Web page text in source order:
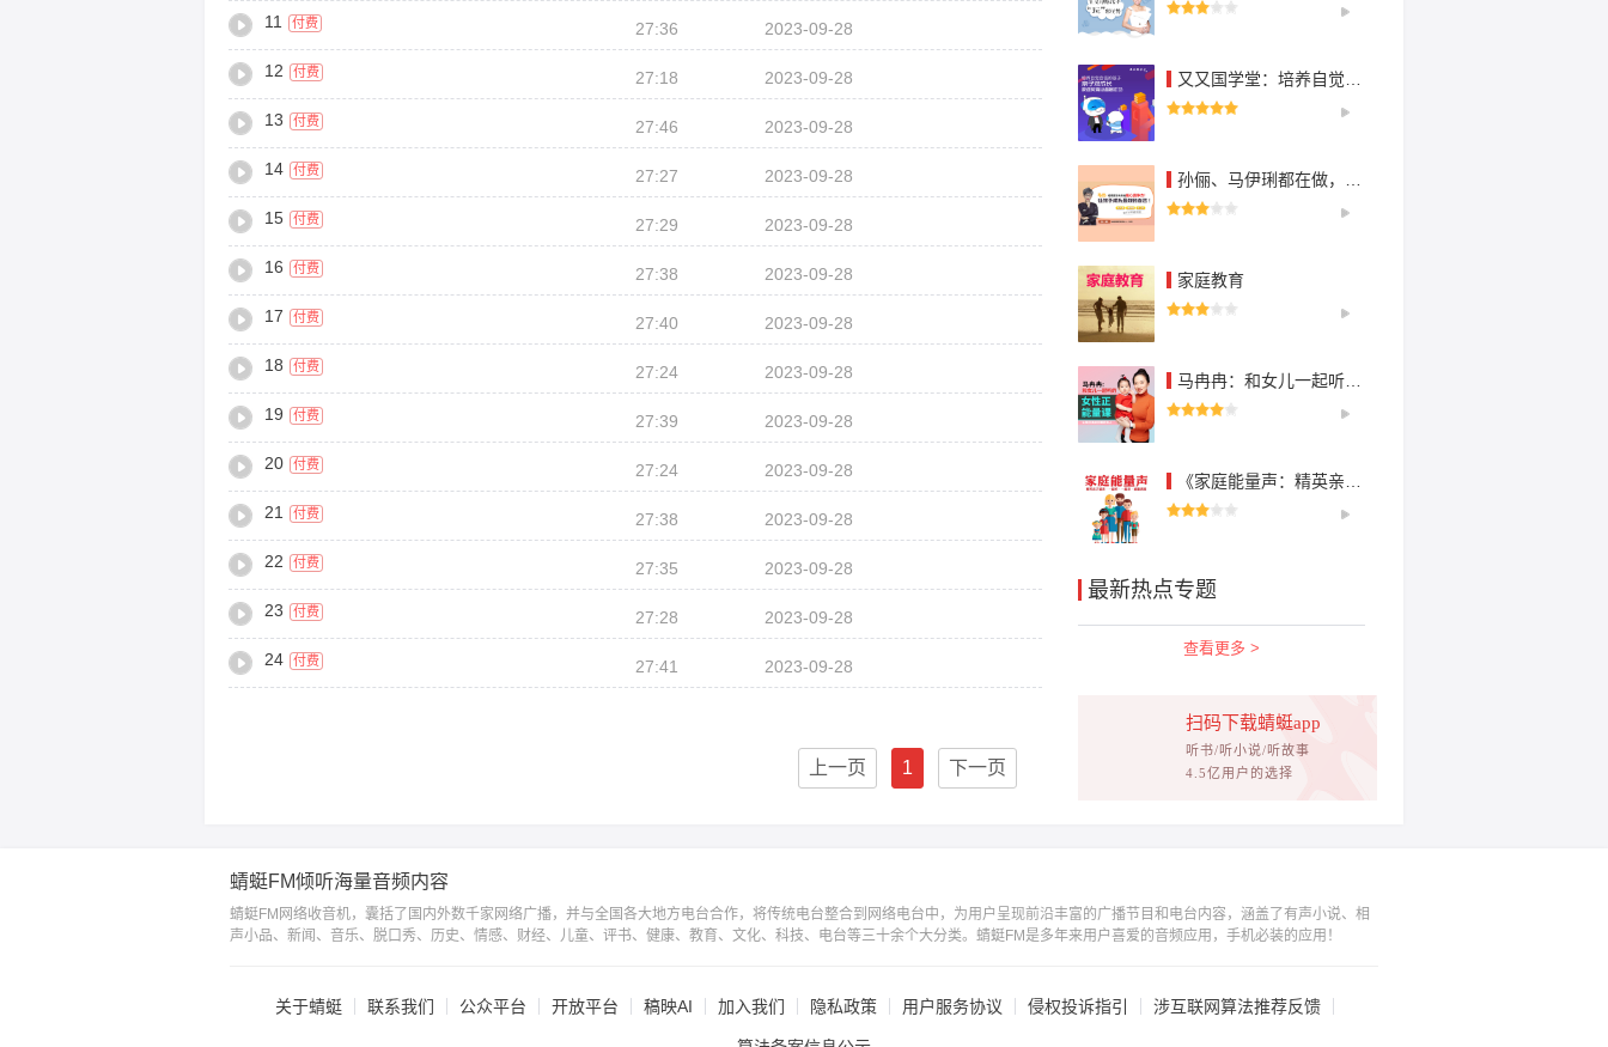
11 付费 27:36 2023-09-28
12 付费 27:18 2023-09-28
13 付费 27:46 2023-09-28
14 付费 27:27 2023-09-28
15 付费 27:29 2023-09-28
16 付费 27:38 2023-09-28
17 付费 27:40 2023-09-28
18 付费 27:24 2023-09-28
19 付费 27:39 2023-09-28
20 付费 27:24 2023-09-28
21 付费 27:38 2023-09-28
22 付费 27:35 2023-09-28
23 付费 27:28 2023-09-28
24 付费 27:41 2023-09-28
上一页 1 下一页
家庭教育
最新热点专题
查看更多 >
扫码下载蜻蜓app
听书/听小说/听故事
4.5亿用户的选择
蜻蜓FM倾听海量音频内容
蜻蜓FM网络收音机，囊括了国内外数千家网络广播，并与全国各大地方电台合作，将传统电台整合到网络电台中，为用户呈现前沿丰富的广播节目和电台内容，涵盖了有声小说、相
声小品、新闻、音乐、脱口秀、历史、情感、财经、儿童、评书、健康、教育、文化、科技、电台等三十余个大分类。蜻蜓FM是多年来用户喜爱的音频应用，手机必装的应用！
关于蜻蜓 联系我们 公众平台 开放平台 稿映AI 加入我们 隐私政策 用户服务协议 侵权投诉指引 涉互联网算法推荐反馈